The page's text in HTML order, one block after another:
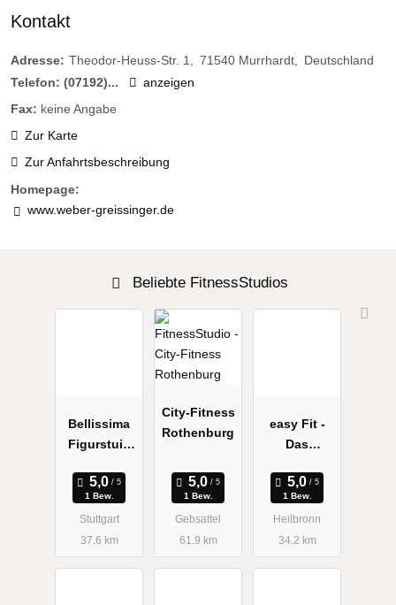
Kontakt
Adresse: Theodor-Heuss-Str. 1 71540 Murrhardt
Deutschland
Telefon: (07192)...
anzeigen
Fax: keine Angabe
Zur Karte
Zur Anfahrtsbeschreibung
Homepage:
www.weber-greissinger.de
Beliebte FitnessStudios
Bellissima
Figurstuio
1 Bew.
Stuttgart
37.6 km
City-Fitness
Rothenburg
1 Bew.
Gebsattel
61.9 km
easy Fit -
Das
o in
Heilbronn:
Fitness,
Abnehmen,
Gesundheit
1 Bew.
Heilbronn
34.2 km